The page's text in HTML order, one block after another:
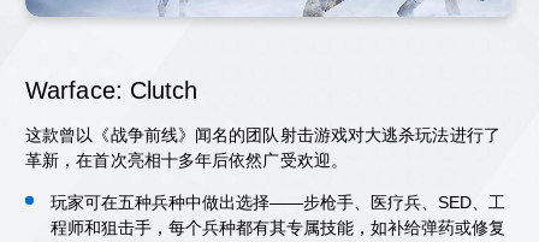
Warface: Clutch
这款曾以《战争前线》闻名的团队射击游戏对大逃杀玩法进行了
革新，在首次亮相十多年后依然广受欢迎。
玩家可在五种兵种中做出选择——步枪手、医疗兵、SED、工
程师和狙击手，每个兵种都有其专属技能，如补给弹药或修复